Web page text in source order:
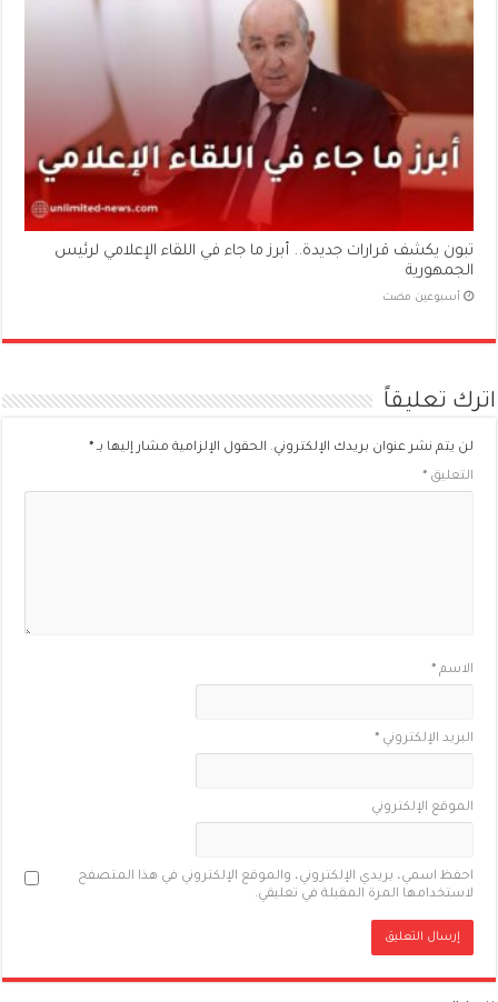
تبون يكشف قرارات جديدة.. أبرز ما جاء في اللقاء الإعلامي لرئيس
الجمهورية
‏أسبوعين مضت
اترك تعليقاً
لن يتم نشر عنوان بريدك الإلكتروني. الحقول الإلزامية مشار إليها بـ*
التعليق*
الاسم*
البريد الإلكتروني*
الموقع الإلكتروني
احفظ اسمي، بريدي الإلكتروني، والموقع الإلكتروني في هذا المتصفح
لاستخدامها المرة المقبلة في تعليقي.